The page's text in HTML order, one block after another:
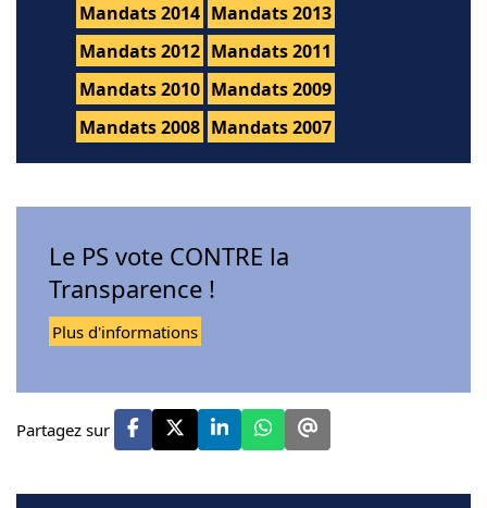
Mandats 2014 Mandats 2013
Mandats 2012 Mandats 2011
Mandats 2010 Mandats 2009
Mandats 2008 Mandats 2007
Le PS vote CONTRE la
Transparence !
Plus d'informations
Partagez sur